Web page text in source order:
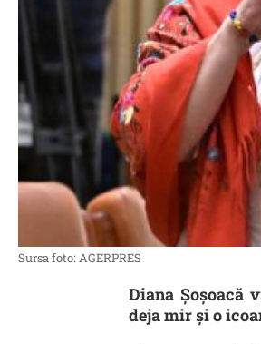
Sursa foto: AGERPRES
Diana Șoșoacă
deja mir și o